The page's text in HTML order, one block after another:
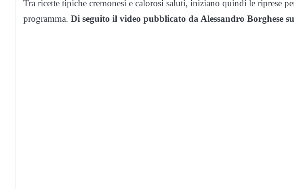
Tra ricette tipiche cremonesi e calorosi saluti, iniziano quindi le riprese
programma. Di seguito il video pubblicato da Alessandro Borghese